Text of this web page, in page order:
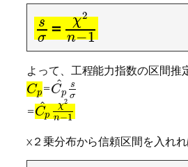
s
σ = χ2
n−1
よって、工程能力指数の区間推
Cp =Cp
^
s
σ
=Cp
^ χ2
n−1
χ２乗分布から信頼区間を入れれ